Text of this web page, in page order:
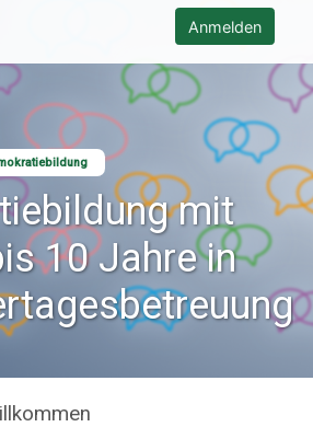
Startseite
Anmelden
mit
10 Jahre in